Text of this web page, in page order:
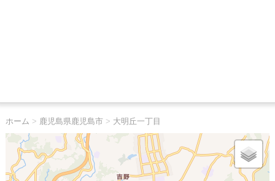
ホーム > 鹿児島県鹿児島市> 大明丘一丁目